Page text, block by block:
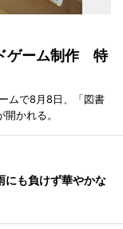
ゲーム制作 特
ムで8月8日、「図書
かれる。
も負けず華やかな